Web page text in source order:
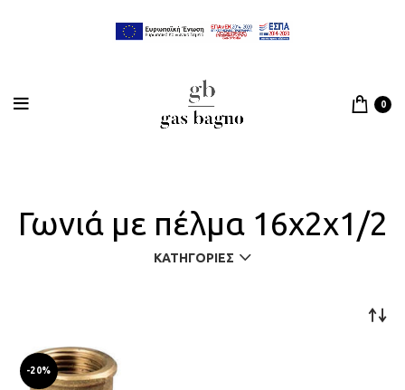
0
Γωνιά με πέλμα 16x2x1/2
ΚΑΤΗΓΟΡΊΕΣ
-20%